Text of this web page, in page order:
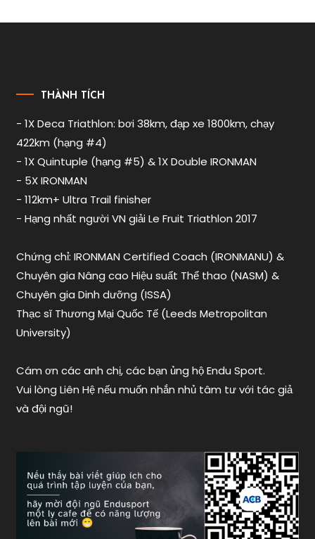
giải,
ironman
đà
nẵng ,
ironman
ironman
nạp
muối
THÀNH TÍCH
- 1X Deca Triathlon: bơi 38km, đạp xe 1800km, chạy
422km (hạng #4)
- 1X Quintuple (hạng #5) & 1X Double IRONMAN
- 5X IRONMAN
- 112km+ Ultra Trail finisher
- Hạng nhất người VN giải Le Fruit Triathlon 2017
Chứng chỉ: IRONMAN Certified Coach (IRONMANU) &
Chuyên gia Nâng cao Hiệu suất Thể thao (NASM) &
Chuyên gia Dinh dưỡng (ISSA)
Thạc sĩ Thương Mại Quốc Tế (Leeds Metropolitan
University)
Cám ơn các anh chị, các bạn ủng hộ Endu Sport.
Vui lòng Liên Hệ nếu muốn nhắn nhủ tâm tư với tác giả
và đội ngũ!